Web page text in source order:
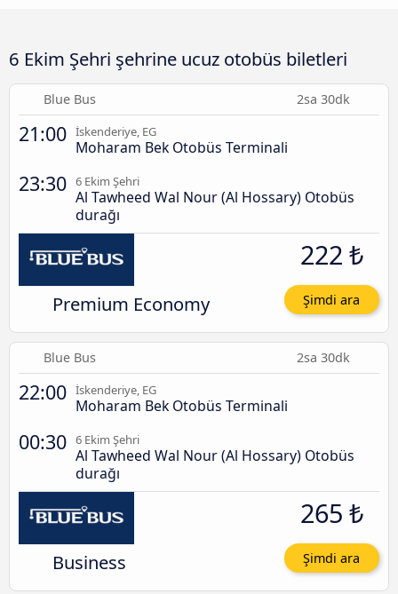
6 Ekim Şehri şehrine ucuz otobüs biletleri
Blue Bus 2sa 30dk
21:00 İskenderiye, EG
Moharam Bek Otobüs Terminali
23:30 6 Ekim Şehri
Al Tawheed Wal Nour (Al Hossary) Otobüs
durağı
Premium Economy
222 ₺
Şimdi ara
Blue Bus 2sa 30dk
22:00 İskenderiye, EG
Moharam Bek Otobüs Terminali
00:30 6 Ekim Şehri
Al Tawheed Wal Nour (Al Hossary) Otobüs
durağı
Business
265 ₺
Şimdi ara